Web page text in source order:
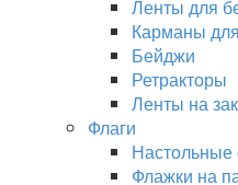
Ленты для
Карманы
Бейджи
Ретракторы
Ленты на
Флаги
Настольные
Флажки на